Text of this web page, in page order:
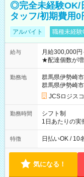
◎完全未経験OK/
タッフ/初期費用0
アルバイト 職種未経験
給与
月給300,000
★配達個数が
ど！ ・主要都市エリア 月収55万円／週5日稼働 月収65万~112
万円／週6日稼働 ・地方郊外エリア 月収40万円／週5日稼
収40万円~50万円／週6日稼働
円 (27歳男性/
(日休み) ■月収80万円(43歳男性/墨田区在住)※元営業 1日200個
勤務地
群馬県伊勢崎市
群馬県伊勢崎市
JCSロジス
勤務時間
シフト制
1日あたりの実
働8時間） ※週
によって時間
特徴 日払いOK / 10
気になる！